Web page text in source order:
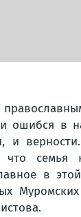
и ошибся в
и
что семья
в